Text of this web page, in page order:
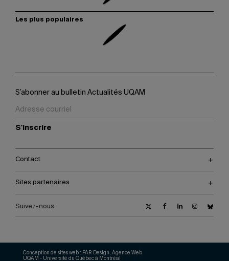
Les plus populaires
S’abonner au bulletin Actualités UQAM
S'inscrire
Contact
Sites partenaires
Suivez-nous
UQAM - Université du Québec à Montréal
Conception de sites web : PAR Design, Agence Web